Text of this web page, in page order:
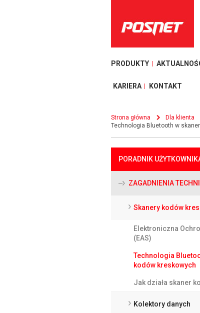
PRODUKTY
KARIERA KONTAKT
Strona główna Dla klienta
Technologia Bluetooth w
PORADNIK
ZAGADNIENIA
Skanery kodów
Elektroniczna
(EAS)
Technologia
kodów kreskowych
Jak działa skaner
Kolektory danych